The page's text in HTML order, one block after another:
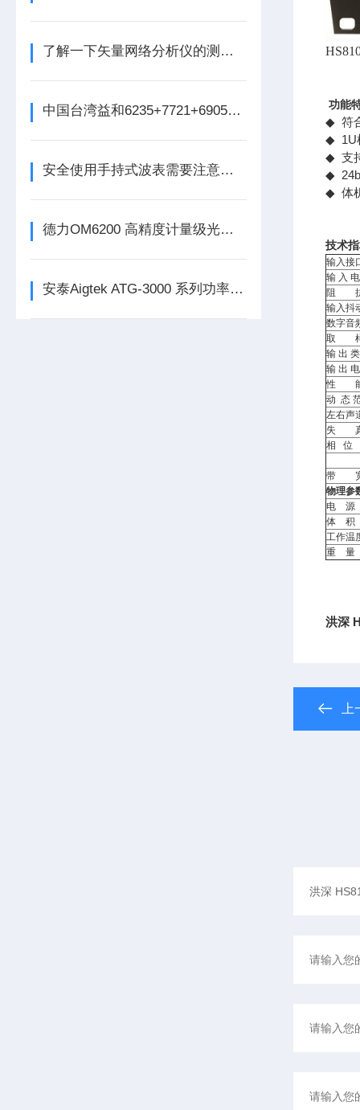
了解一下矢量网络分析仪的测试原理是什么吧
中国台湾益和6235+7721+6905三合一变压器综合测试系统
安全使用手持式波表需要注意哪些事项
德力OM6200 高精度计量级光功率计
安泰Aigtek ATG-3000 系列功率信号源
功能
◆ 符
◆ 1U
◆ 支
◆
◆ 体
技术
输入接
输 入
阻
输入抖
数字音
取
输 出
输 出
性
动 态
左右声
失
相 位
带
物理参
电 源
体 积
工作温
重 量
洪深